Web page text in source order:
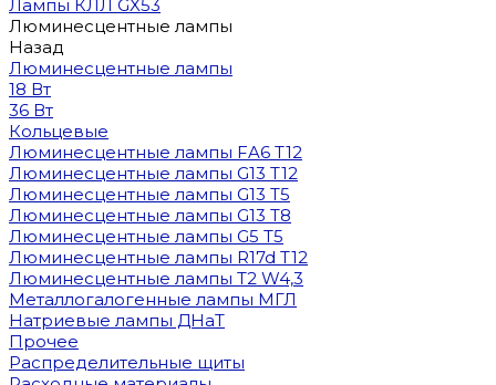
Лампы КЛЛ GX53
Люминесцентные лампы
Назад
Люминесцентные лампы
18 Вт
36 Вт
Кольцевые
Люминесцентные лампы FA6 T12
Люминесцентные лампы G13 T12
Люминесцентные лампы G13 T5
Люминесцентные лампы G13 T8
Люминесцентные лампы G5 T5
Люминесцентные лампы R17d T12
Люминесцентные лампы T2 W4,3
Металлогалогенные лампы МГЛ
Натриевые лампы ДНаТ
Прочее
Распределительные щиты